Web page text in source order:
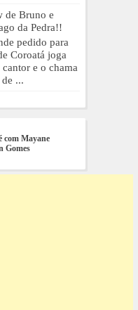
de Bruno e
da Pedra!!
pedido para
Coroatá joga
e o chama
...
com Mayane
Gomes